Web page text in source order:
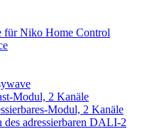
für Niko Home Control
Modul, 2 Kanäle
Modul, 2 Kanäle
des adressierbaren DALI-2